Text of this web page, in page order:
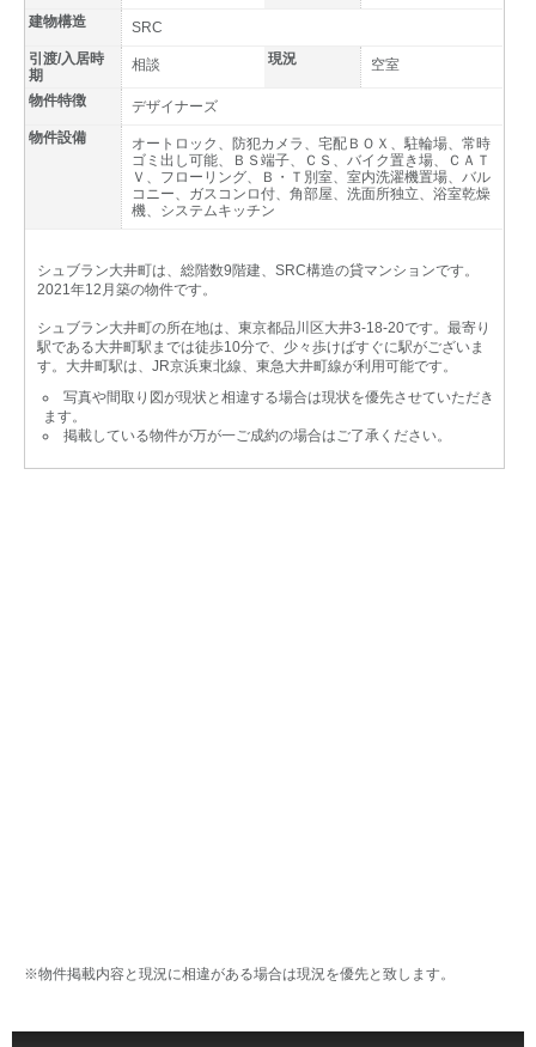
建物構造
SRC
引渡/入居時
期
相談 現況 空室
物件特徴
デザイナーズ
物件設備
オートロック、防犯カメラ、宅配ＢＯＸ、駐輪場、常時
ゴミ出し可能、ＢＳ端子、ＣＳ、バイク置き場、ＣＡＴ
Ｖ、フローリング、Ｂ・Ｔ別室、室内洗濯機置場、バル
コニー、ガスコンロ付、角部屋、洗面所独立、浴室乾燥
機、システムキッチン
シュブラン大井町は、総階数9階建、SRC構造の貸マンションです。
2021年12月築の物件です。
シュブラン大井町の所在地は、東京都品川区大井3-18-20です。最寄り
駅である大井町駅までは徒歩10分で、少々歩けばすぐに駅がございま
す。大井町駅は、JR京浜東北線、東急大井町線が利用可能です。
写真や間取り図が現状と相違する場合は現状を優先させていただき
ます。
掲載している物件が万が一ご成約の場合はご了承ください。
※物件掲載内容と現況に相違がある場合は現況を優先と致します。